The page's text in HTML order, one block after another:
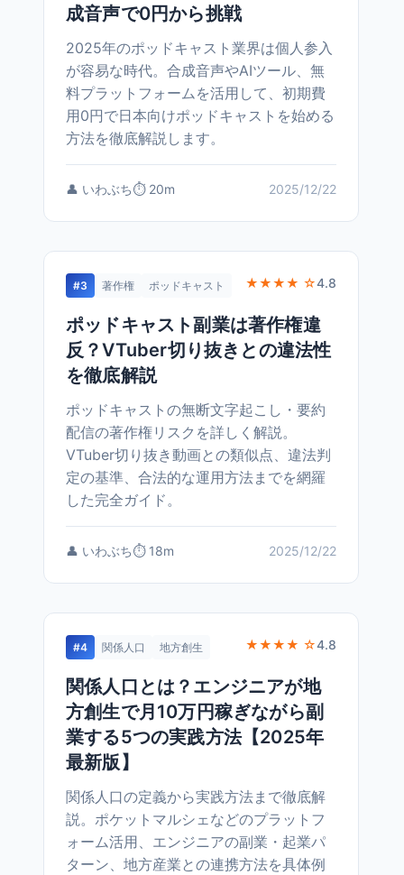
成音声で0円から挑戦
2025年のポッドキャスト業界は個人参入
が容易な時代。合成音声やAIツール、無
料プラットフォームを活用して、初期費
用0円で日本向けポッドキャストを始める
方法を徹底解説します。
👤 いわぶち⏱️ 20m 2025/12/22
#3 著作権 ポッドキャスト ★★★★ ☆4.8
ポッドキャスト副業は著作権違
反？VTuber切り抜きとの違法性
を徹底解説
ポッドキャストの無断文字起こし・要約
配信の著作権リスクを詳しく解説。
VTuber切り抜き動画との類似点、違法判
定の基準、合法的な運用方法までを網羅
した完全ガイド。
👤 いわぶち⏱️ 18m 2025/12/22
#4 関係人口 地方創生 ★★★★ ☆4.8
関係人口とは？エンジニアが地
方創生で月10万円稼ぎながら副
業する5つの実践方法【2025年
最新版】
関係人口の定義から実践方法まで徹底解
説。ポケットマルシェなどのプラットフ
ォーム活用、エンジニアの副業・起業パ
ターン、地方産業との連携方法を具体例